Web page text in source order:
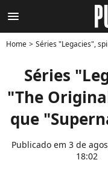
menu
Home Séries "Legacies", spin-off de
Séries
"The
que
Publicado em 3 de
18:02